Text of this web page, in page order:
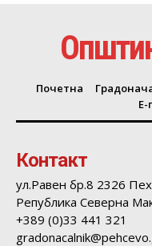
Почетна
Е-
Контакт
ул.Равен бр.8 2326
Република Северна
+389 (0)33 441 321